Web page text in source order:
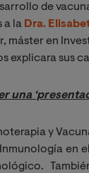
de
a la Dra.
máster en
explicara sus
una
y
en